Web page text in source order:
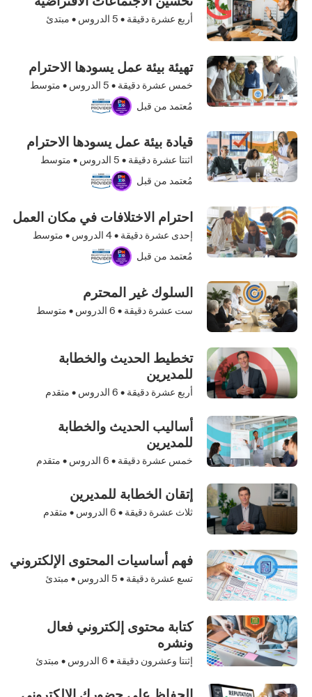
أربع عشرة دقيقة • 5 الدروس • مبتدئ
تهيئة بيئة عمل يسودها الاحترام
خمس عشرة دقيقة • 5 الدروس • متوسط
مُعتمد من قبل
قيادة بيئة عمل يسودها الاحترام
اثنتا عشرة دقيقة • 5 الدروس • متوسط
مُعتمد من قبل
احترام الاختلافات في مكان العمل
إحدى عشرة دقيقة •4 الدروس • متوسط
مُعتمد من قبل
السلوك غير المحترم
ست عشرة دقيقة • 6 الدروس • متوسط
تخطيط الحديث والخطابة
للمديرين
أربع عشرة دقيقة • 6 الدروس • متقدم
أساليب الحديث والخطابة
للمديرين
خمس عشرة دقيقة • 6 الدروس • متقدم
إتقان الخطابة للمديرين
ثلاث عشرة دقيقة • 6 الدروس • متقدم
فهم أساسيات المحتوى الإلكتروني
تسع عشرة دقيقة • 5 الدروس • مبتدئ
كتابة محتوى إلكتروني فعال
ونشره
إثنتا وعشرون دقيقة • 6 الدروس • مبتدئ